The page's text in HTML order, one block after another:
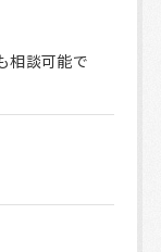
相談可能で